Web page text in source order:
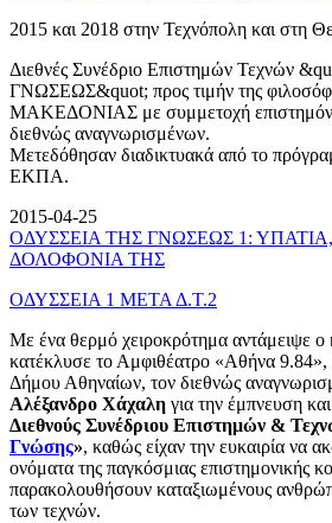
2015 και 2018 στην Τεχνόπολη και στη
Διεθνές Συνέδριο Επιστημών Τεχνών
ΓΝΩΣΕΩΣ&quot; προς τιμήν της
ΜΑΚΕΔΟΝΙΑΣ με συμμετοχή
διεθνώς αναγνωρισμένων.
Μετεδόθησαν διαδικτυακά από το
ΕΚΠΑ.
2015-04-25
ΟΔΥΣΣΕΙΑ ΤΗΣ ΓΝΩΣΕΩΣ 1:
ΔΟΛΟΦΟΝΙΑ ΤΗΣ
ΟΔΥΣΣΕΙΑ 1 ΜΕΤΑ Δ.Τ.2
Με ένα θερμό χειροκρότημα αντάμειψε
κατέκλυσε το Αμφιθέατρο «Αθήνα 9.84»,
Δήμου Αθηναίων, τον διεθνώς
Αλέξανδρο Χάχαλη για την έμπνευση
Διεθνούς Συνέδριου Επιστημών &
Γνώσης», καθώς είχαν την ευκαιρία να
ονόματα της παγκόσμιας επιστημονικής
παρακολουθήσουν καταξιωμένους
των τεχνών.